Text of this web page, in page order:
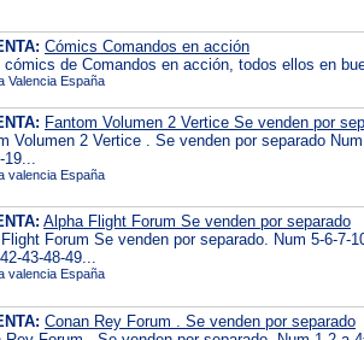
Cómics Comandos en acción
cómics de Comandos en acción, todos ellos en
Valencia España
Fantom Volumen 2 Vertice Se venden por
Volumen 2 Vertice . Se venden por separado
19...
valencia España
Alpha Flight Forum Se venden por separado
Forum Se venden por separado. Num 5-6-7-
43-48-49...
valencia España
Conan Rey Forum . Se venden por separado